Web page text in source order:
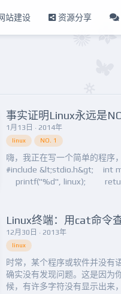
站建设 资源分享
1月13日 · 2014年
事实证明Linux永远是
linux NO. 1
嗨，我正在写一个简单的程序
#include &lt;stdio.h&gt;
printf("%d", linux); return
12月30日 · 2013年
Linux终端：用cat命令
linux
时常，某个程序或软件并没有
确实没有发现问题。这是因为
候，有许多字符没有显示出来